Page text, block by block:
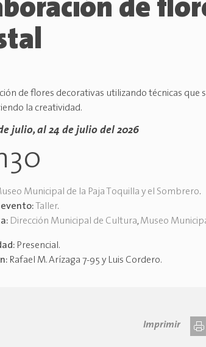
de
de flores decorativas utilizando técnicas que
la creatividad.
julio, al 24 de julio del 2026
Municipal de la Paja Toquilla y el Sombrero.
Taller.
Dirección Municipal de Cultura, Museo
Presencial.
Rafael M. Arízaga 7-95 y Luis Cordero.
Imprimir